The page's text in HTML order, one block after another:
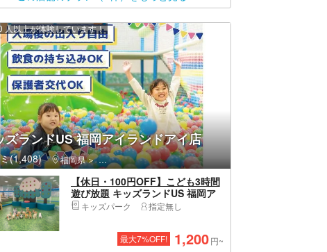
ズランドUS 福岡アイランドアイ店
(1,408) 福岡県 東区（福岡市）・香椎・海の中道
人以上が体験しています！
【休日・100円OFF】こども3時間
遊び放題 キッズランドUS 福岡ア
イランドアイ店
キッズパーク 指定無し
最大7%OFF! 1,200円~